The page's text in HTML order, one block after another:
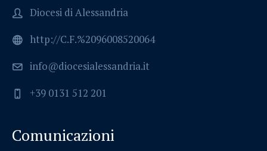
Diocesi di Alessandria
http://C.F.%2096008520064
info@diocesialessandria.it
+39 0131 512 201
Comunicazioni